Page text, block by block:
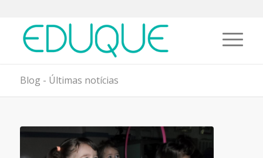
Blog - Últimas notícias